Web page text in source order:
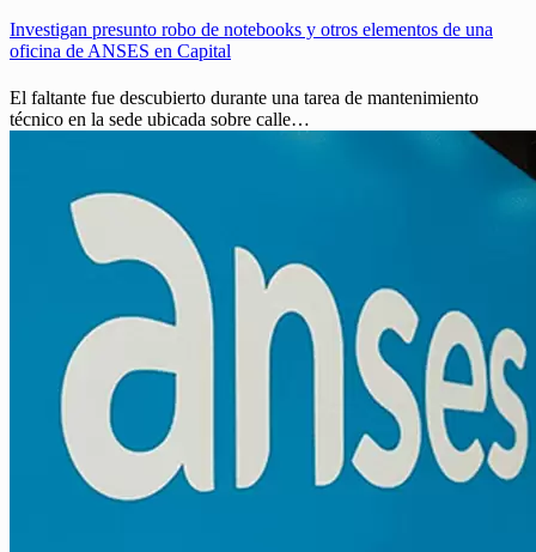
Investigan presunto robo de notebooks y otros elementos de una
oficina de ANSES en Capital
El faltante fue descubierto durante una tarea de mantenimiento
técnico en la sede ubicada sobre calle…